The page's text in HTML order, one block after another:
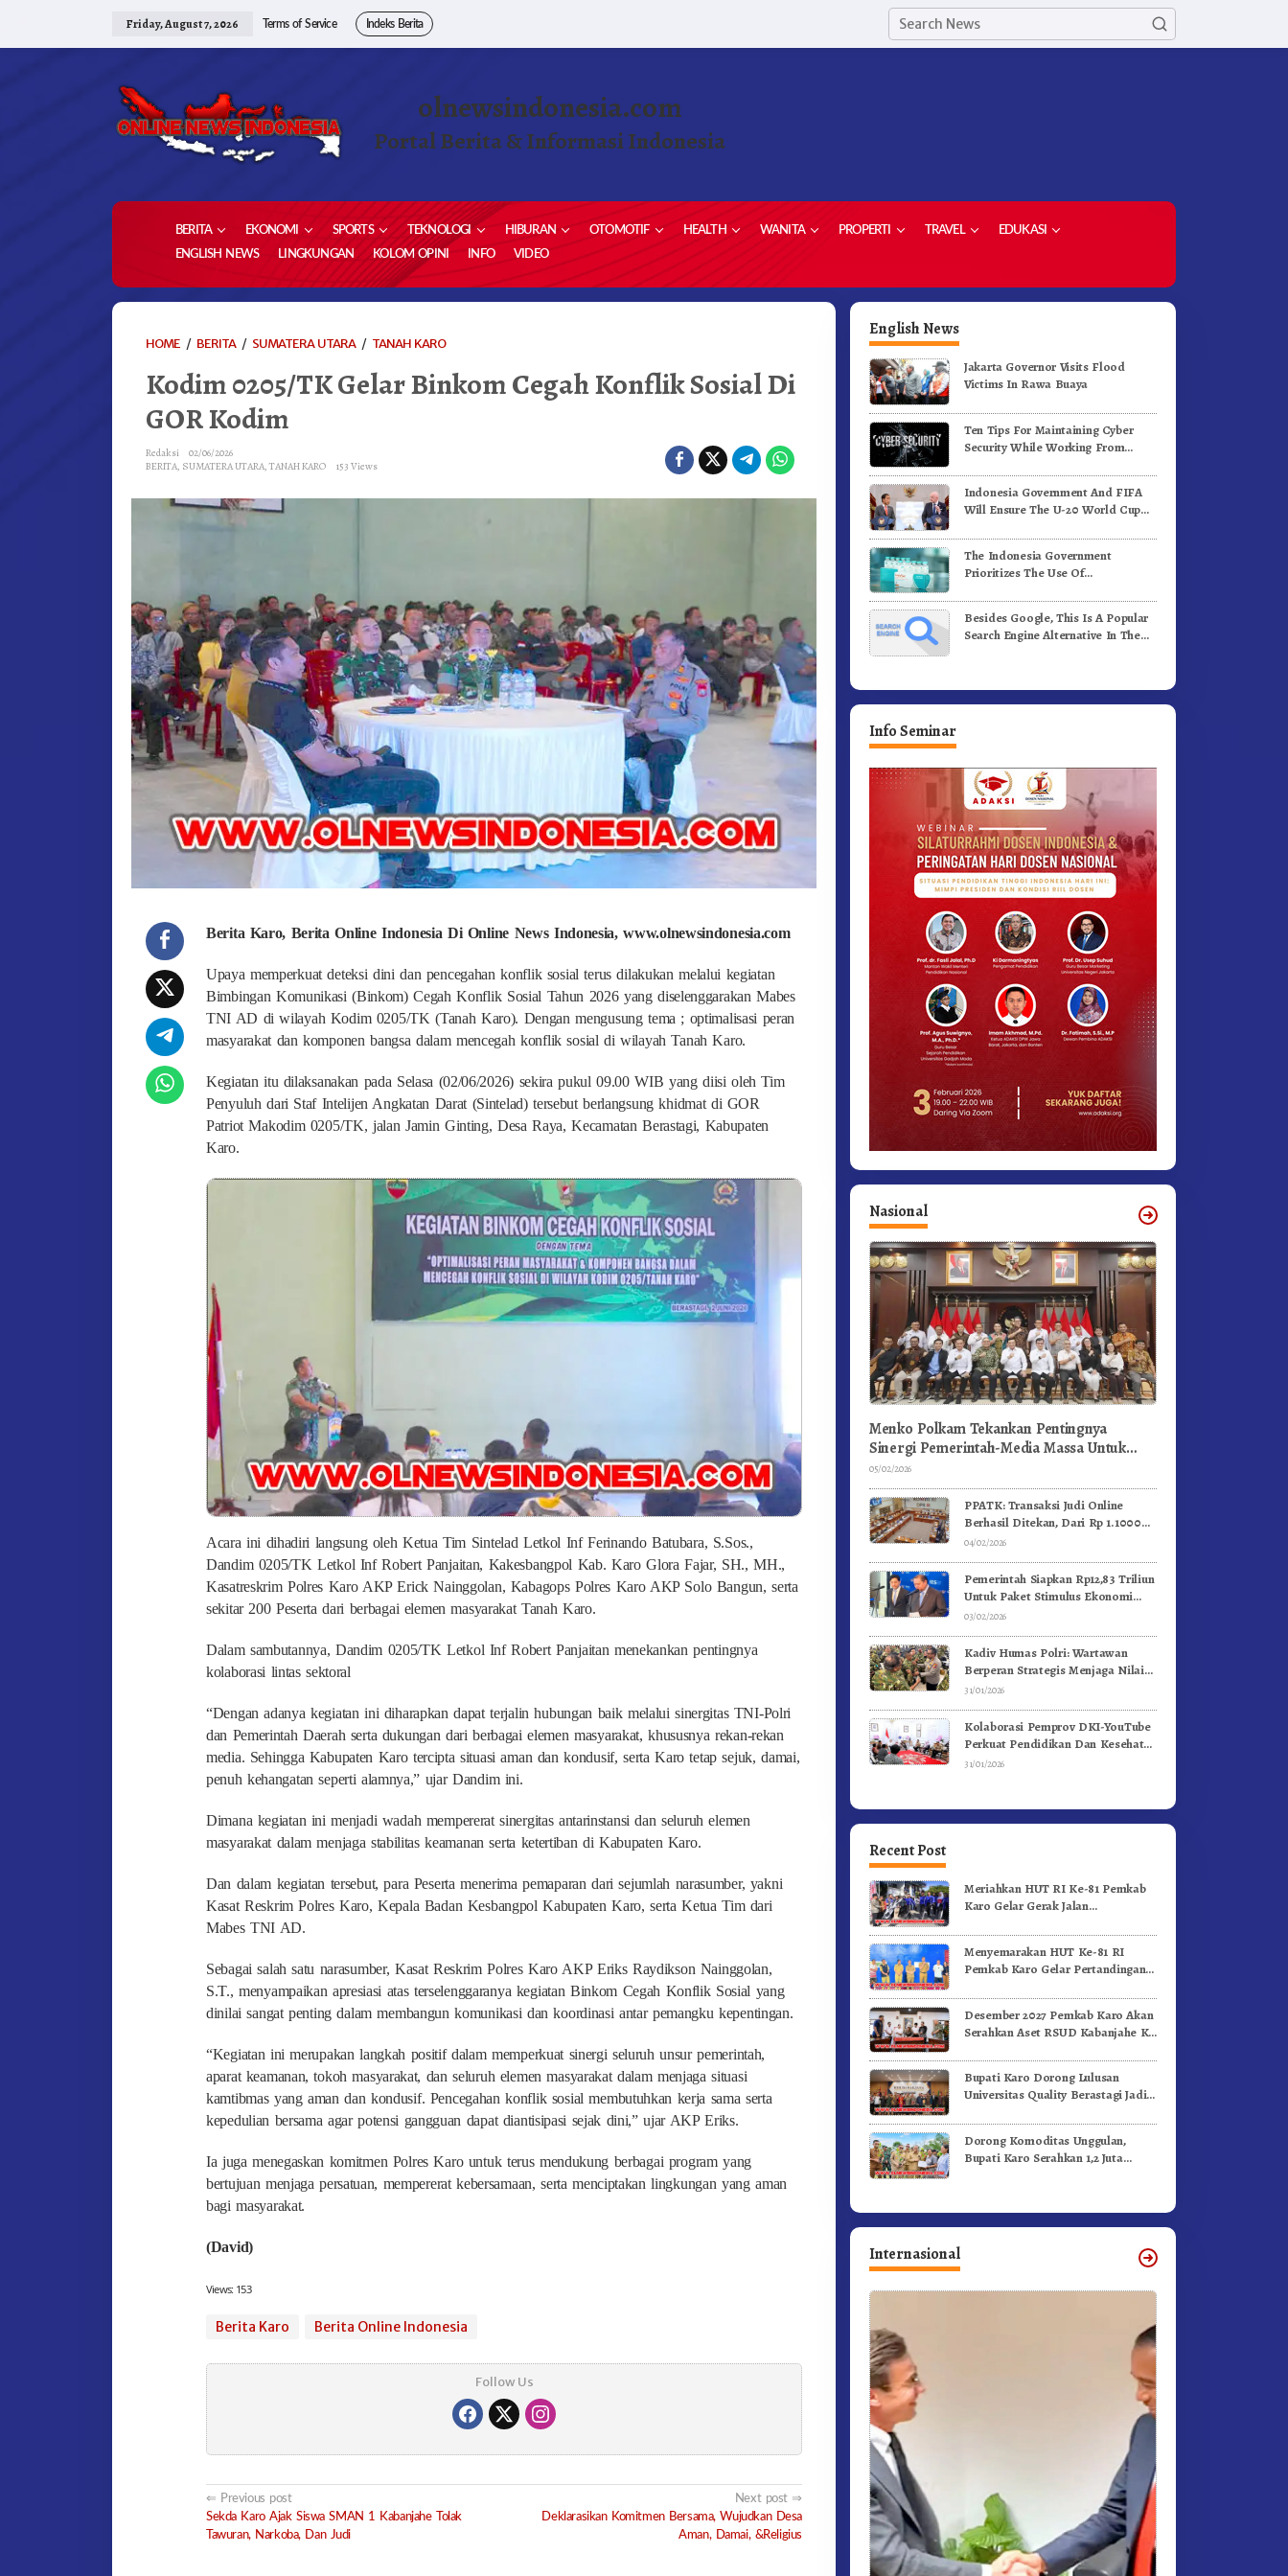
Friday, August 7, 2026 Terms of Service Indeks Berita
olnewsindonesia.com
Portal Berita & Informasi Indonesia
BERITA EKONOMI SPORTS TEKNOLOGI HIBURAN OTOMOTIF HEALTH WANITA PROPERTI TRAVEL
EDUKASI
ENGLISH NEWS
LINGKUNGAN KOLOM OPINI INFO VIDEO
HOME / BERITA / SUMATERA UTARA / TANAH KAROKODIM
GELAR
BINKOM
KODIM
Kodim 0205/TK Gelar Binkom Cegah Konflik Sosial Di
GOR Kodim
Redaksi
02/06/2026
BERITA, SUMATERA UTARA,TANAH KARO 153 Views
Berita Karo, Berita Online Indonesia Di Online News Indonesia, www.olnewsindonesia.com
Upaya memperkuat deteksi dini dan pencegahan konflik sosial terus dilakukan melalui kegiatan
Bimbingan Komunikasi (Binkom) Cegah Konflik Sosial Tahun 2026 yang diselenggarakan Mabes
TNI AD di wilayah Kodim 0205/TK (Tanah Karo). Dengan mengusung tema ; optimalisasi peran
masyarakat dan komponen bangsa dalam mencegah konflik sosial di wilayah Tanah Karo.
Kegiatan itu dilaksanakan pada Selasa (02/06/2026) sekira pukul 09.00 WIB yang diisi oleh Tim
Penyuluh dari Staf Intelijen Angkatan Darat (Sintelad) tersebut berlangsung khidmat di GOR
Patriot Makodim 0205/TK, jalan Jamin Ginting, Desa Raya, Kecamatan Berastagi, Kabupaten
Karo.
Acara ini dihadiri langsung oleh Ketua Tim Sintelad Letkol Inf Ferinando Batubara, S.Sos.,
Dandim 0205/TK Letkol Inf Robert Panjaitan, Kakesbangpol Kab. Karo Glora Fajar, SH., MH.,
Kasatreskrim Polres Karo AKP Erick Nainggolan, Kabagops Polres Karo AKP Solo Bangun, serta
sekitar 200 Peserta dari berbagai elemen masyarakat Tanah Karo.
Dalam sambutannya, Dandim 0205/TK Letkol Inf Robert Panjaitan menekankan pentingnya
kolaborasi lintas sektoral
“Dengan adanya kegiatan ini diharapkan dapat terjalin hubungan baik melalui sinergitas TNI-Polri
dan Pemerintah Daerah serta dukungan dari berbagai elemen masyarakat, khususnya rekan-rekan
media. Sehingga Kabupaten Karo tercipta situasi aman dan kondusif, serta Karo tetap sejuk, damai,
penuh kehangatan seperti alamnya,” ujar Dandim ini.
Dimana kegiatan ini menjadi wadah mempererat sinergitas antarinstansi dan seluruh elemen
masyarakat dalam menjaga stabilitas keamanan serta ketertiban di Kabupaten Karo.
Dan dalam kegiatan tersebut, para Peserta menerima pemaparan dari sejumlah narasumber, yakni
Kasat Reskrim Polres Karo, Kepala Badan Kesbangpol Kabupaten Karo, serta Ketua Tim dari
Mabes TNI AD.
Sebagai salah satu narasumber, Kasat Reskrim Polres Karo AKP Eriks Raydikson Nainggolan,
S.T., menyampaikan apresiasi atas terselenggaranya kegiatan Binkom Cegah Konflik Sosial yang
dinilai sangat penting dalam membangun komunikasi dan koordinasi antar pemangku kepentingan.
“Kegiatan ini merupakan langkah positif dalam memperkuat sinergi seluruh unsur pemerintah,
aparat keamanan, tokoh masyarakat, dan seluruh elemen masyarakat dalam menjaga situasi
kamtibmas yang aman dan kondusif. Pencegahan konflik sosial membutuhkan kerja sama serta
kepedulian bersama agar potensi gangguan dapat diantisipasi sejak dini,” ujar AKP Eriks.
Ia juga menegaskan komitmen Polres Karo untuk terus mendukung berbagai program yang
bertujuan menjaga persatuan, mempererat kebersamaan, serta menciptakan lingkungan yang aman
bagi masyarakat.
(David)
Views: 153
Berita Karo Berita Online Indonesia
Follow Us
Post
navigation
Previous post
Sekda Karo Ajak Siswa SMAN 1 Kabanjahe Tolak
Tawuran, Narkoba, Dan Judi
Next post
Deklarasikan Komitmen Bersama, Wujudkan Desa
Aman, Damai, &Religius
English News
Jakarta Governor Visits Flood
Victims In Rawa Buaya
Ten Tips For Maintaining Cyber
Security While Working From
Indonesia Government And FIFA
Will Ensure The U-20 World Cup
Standards
The Indonesia Government
Prioritizes The Use Of
Vaccines
Besides Google, This Is A Popular
Search Engine Alternative In The
Info Seminar
Nasional
Menko Polkam Tekankan Pentingnya
Sinergi Pemerintah-Media Massa Untuk
Jaga Stabilitas Bangsa
05/02/2026
PPATK: Transaksi Judi Online
Berhasil Ditekan, Dari Rp 1.1000
Triliun Menjadi Rp 268 Triliun
04/02/2026
Pemerintah Siapkan Rp12,83 Triliun
Untuk Paket Stimulus Ekonomi
Kuartal I-2026
03/02/2026
Kadiv Humas Polri: Wartawan
Berperan Strategis Menjaga Nilai
Kebangsaan, Demokrasi, dan NKRI
31/01/2026
Kolaborasi Pemprov DKI-YouTube
Perkuat Pendidikan Dan Kesehatan
Mental
31/01/2026
Recent Post
Meriahkan HUT RI Ke-81 Pemkab
Karo Gelar Gerak Jalan
Menyemarakan HUT Ke-81 RI
Pemkab Karo Gelar Pertandingan
Desember 2027 Pemkab Karo Akan
Serahkan Aset RSUD Kabanjahe Ke
Bupati Karo Dorong Lulusan
Universitas Quality Berastagi Jadi
Dorong Komoditas Unggulan,
Bupati Karo Serahkan 1,2 Juta
Internasional
Ditpolsatwa Baharkam Polri Tiba
Di Myanmar, Siap Bantu Korban